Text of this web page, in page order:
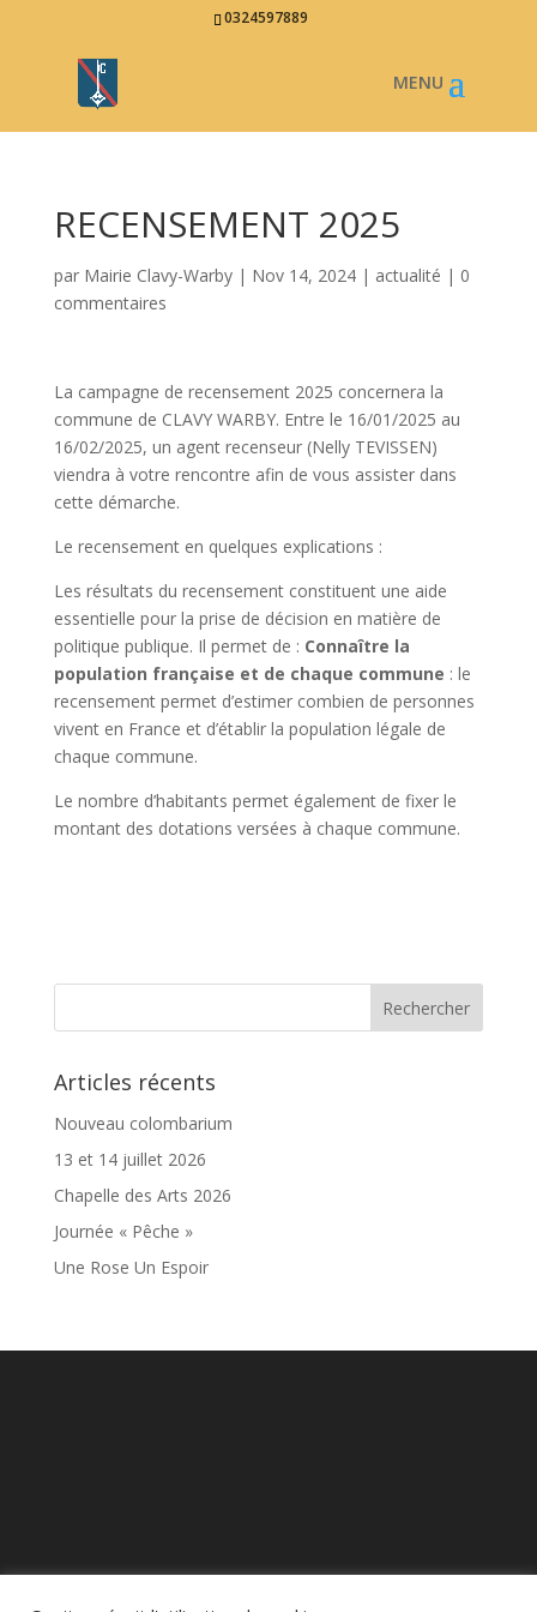
0324597889
RECENSEMENT 2025
par Mairie Clavy-Warby| Nov 14, 2024| actualité | 0
commentaires
La campagne de recensement 2025 concernera la
commune de CLAVY WARBY. Entre le 16/01/2025 au
16/02/2025, un agent recenseur (Nelly TEVISSEN)
viendra à votre rencontre afin de vous assister dans
cette démarche.
Le recensement en quelques explications :
Les résultats du recensement constituent une aide
essentielle pour la prise de décision en matière de
politique publique. Il permet de : Connaître la
population française et de chaque commune : le
recensement permet d’estimer combien de personnes
vivent en France et d’établir la population légale de
chaque commune.
Le nombre d’habitants permet également de fixer le
montant des dotations versées à chaque commune.
Articles récents
Nouveau colombarium
13 et 14 juillet 2026
Chapelle des Arts 2026
Journée « Pêche »
Une Rose Un Espoir